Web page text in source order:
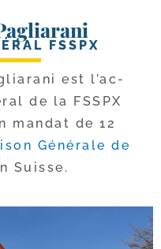
FSSPX
est l’ac­
de la FSSPX
man­dat de 12
Générale de
Suisse.